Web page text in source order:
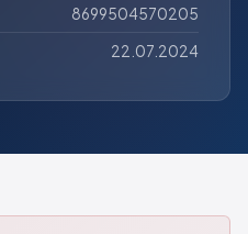
8699504570205
22.07.2024